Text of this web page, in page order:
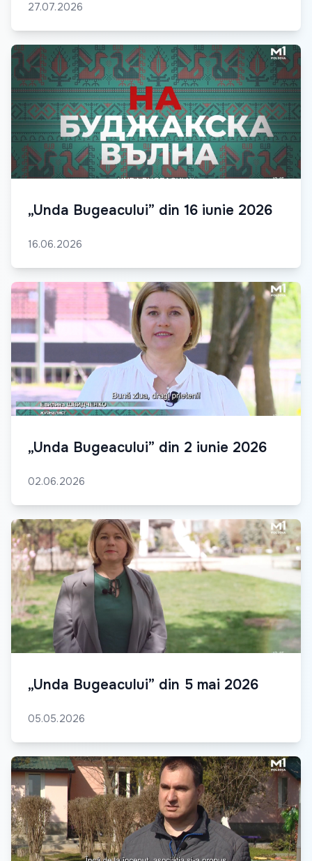
27.07.2026
„Unda Bugeacului” din 16 iunie 2026
16.06.2026
„Unda Bugeacului” din 2 iunie 2026
02.06.2026
„Unda Bugeacului” din 5 mai 2026
05.05.2026